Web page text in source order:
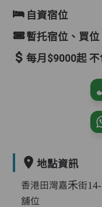
自資宿位
暫托宿位、買
每月$9000起
地點資訊
香港田灣嘉禾街
舖位